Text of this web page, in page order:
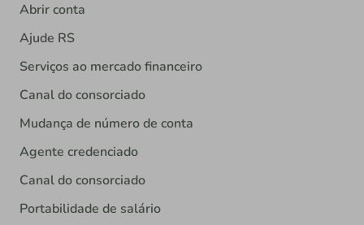
Abrir conta
Ajude RS
Serviços ao mercado financeiro
Canal do consorciado
Mudança de número de conta
Agente credenciado
Canal do consorciado
Portabilidade de salário